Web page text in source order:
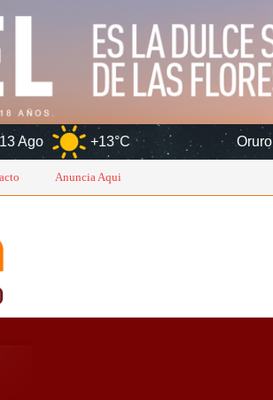
Oruro
Anuncia Aqui